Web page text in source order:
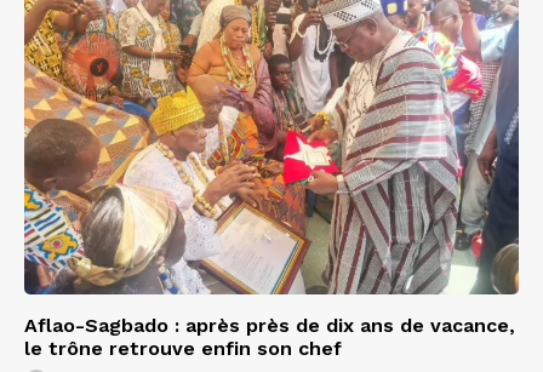
Aflao-Sagbado : après près de dix ans de vacance,
le trône retrouve enfin son chef